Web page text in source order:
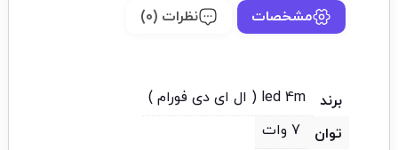
مشخصات نظرات (0)
برند
led 4m ( ال ای دی فورام )
توان
7 وات